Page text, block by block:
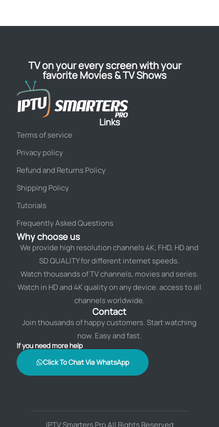
TV on your every screen with your
favorite Movies & TV Shows
Links
Terms of service
Privacy policy
Refund and Returns Policy
Shipping Policy
Tutorials
Frequently Asked Questions
Why choose us
We provide high resolution channels 4K, FHD, HD and
SD QUALITY for different internet speeds.
Watch thousands of TV channels, movies and series.
Watch in HD and 4K quality on any device. access to all
channels worldwide.
Contact
Join thousands of happy customers. Start watching
now. Easy and fast.
If you need more help
Click To Chat Via WhatsApp
IPTV Smarters Pro All Rights Reserved